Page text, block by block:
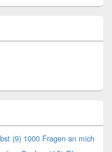
(9) 1000 Fragen an mich